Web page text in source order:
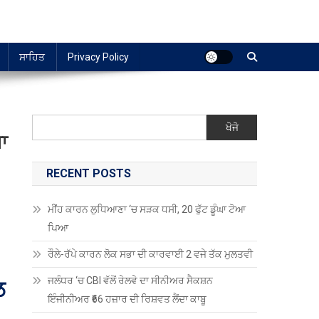
ਸਾਹਿਤ Privacy Policy
ਖੋਜੋ
RECENT POSTS
ਮੀਂਹ ਕਾਰਨ ਲੁਧਿਆਣਾ ‘ਚ ਸੜਕ ਧਸੀ, 20 ਫੁੱਟ ਡੂੰਘਾ ਟੋਆ
ਪਿਆ
ਰੌਲੇ-ਰੱਪੇ ਕਾਰਨ ਲੋਕ ਸਭਾ ਦੀ ਕਾਰਵਾਈ 2 ਵਜੇ ਤੱਕ ਮੁਲਤਵੀ
ਜਲੰਧਰ ‘ਚ CBI ਵੱਲੋਂ ਰੇਲਵੇ ਦਾ ਸੀਨੀਅਰ ਸੈਕਸ਼ਨ
ਇੰਜੀਨੀਅਰ ₹66 ਹਜ਼ਾਰ ਦੀ ਰਿਸ਼ਵਤ ਲੈਂਦਾ ਕਾਬੂ